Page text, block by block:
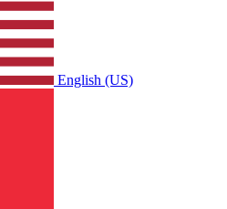
English (US)